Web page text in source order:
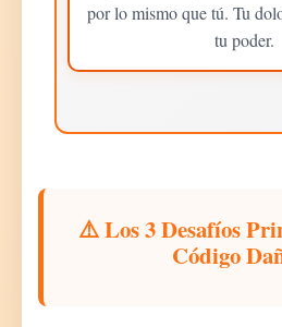
por lo mismo que tú. Tu
tu poder.
⚠️ Los 3 Desafíos
Código